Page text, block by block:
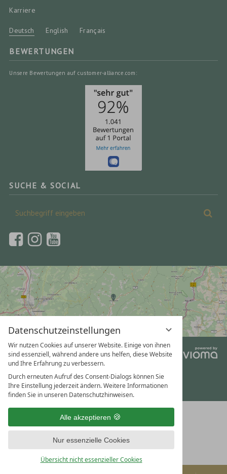
Datenschutzeinstellungen
Wir nutzen Cookies auf unserer Website. Einige von ihnen
sind essenziell, während andere uns helfen, diese Website
und Ihre Erfahrung zu verbessern.
Durch erneuten Aufruf des Consent-Dialogs können Sie
Ihre Einstellung jederzeit ändern. Weitere Informationen
finden Sie in unseren Datenschutzhinweisen.
Alle akzeptieren
Nur essenzielle Cookies
Übersicht nicht essenzieller Cookies
Karriere
Deutsch English Français
BEWERTUNGEN
Unsere Bewertungen auf customer-alliance.com:
SUCHE & SOCIAL
Suchbegriff